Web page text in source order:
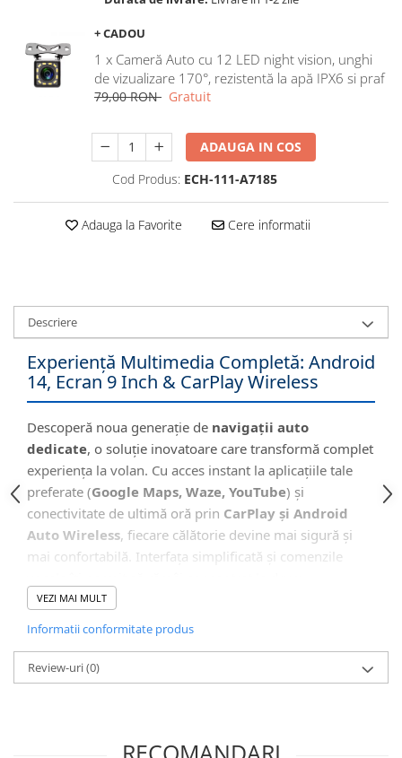
Navigatii Chevrolet
Navigatii Honda
Navigatii Jeep
Navigatii Porsche
Navigatii Iveco
Navigatii Chrysler
Navigatie universala
Navigatie GPS Portabil
Accesorii navigatii
CarPlay&Android Auto
Camera Marsarier
Camera Trafic DVR
Rama adaptare
Camera marsarier dedicata
Adaptoare Navigatii
Rame adaptare 2DIN
Camera frontala
Accesorii auto
Suport Telefon
Lanterne
+ CADOU
1 x Cameră Auto cu 12 LED night vision, unghi
de vizualizare 170°, rezistentă la apă IPX6 si praf
79,00 RON Gratuit
ADAUGA IN COS
Cod Produs: ECH-111-A7185
Adauga la Favorite Cere informatii
Descriere
Experiență Multimedia Completă: Android
14, Ecran 9 Inch & CarPlay Wireless
Descoperă noua generație de navigații auto
dedicate, o soluție inovatoare care transformă complet
experiența la volan. Cu acces instant la aplicațiile tale
preferate (Google Maps, Waze, YouTube) și
conectivitate de ultimă oră prin CarPlay și Android
Auto Wireless, fiecare călătorie devine mai sigură și
mai confortabilă. Interfața simplificată și comenzile
🖥️ Interfață Intuitivă și Modernă
VEZI MAI MULT
Informatii conformitate produs
Review-uri(0)